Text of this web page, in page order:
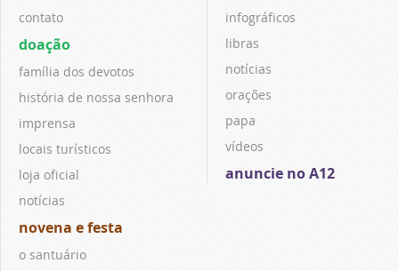
contato
doação
família dos devotos
história de nossa senhora
imprensa
locais turísticos
loja oficial
notícias
novena e festa
o santuário
infográficos
libras
notícias
orações
papa
vídeos
anuncie no A12